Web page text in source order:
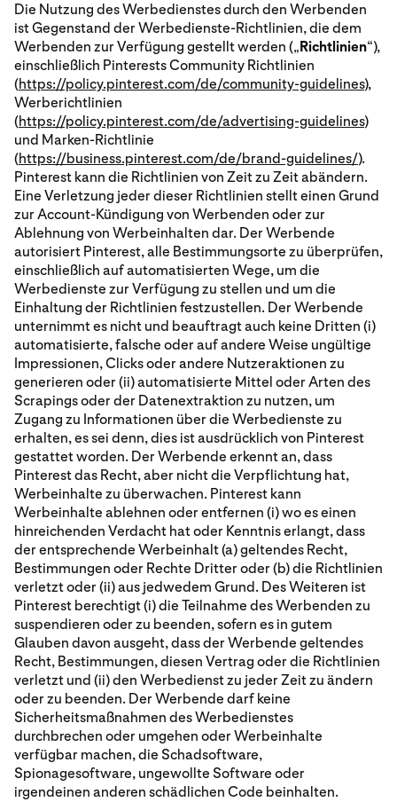
Die Nutzung des Werbedienstes durch den Werbenden
ist Gegenstand der Werbedienste-Richtlinien, die dem
Werbenden zur Verfügung gestellt werden („ Richtlinien“),
einschließlich Pinterests Community Richtlinien
(https://policy.pinterest.com/de/community-guidelines),
Werberichtlinien
(https://policy.pinterest.com/de/advertising-guidelines)
und Marken-Richtlinie
(https://business.pinterest.com/de/brand-guidelines/).
Pinterest kann die Richtlinien von Zeit zu Zeit abändern.
Eine Verletzung jeder dieser Richtlinien stellt einen Grund
zur Account-Kündigung von Werbenden oder zur
Ablehnung von Werbeinhalten dar. Der Werbende
autorisiert Pinterest, alle Bestimmungsorte zu überprüfen,
einschließlich auf automatisierten Wege, um die
Werbedienste zur Verfügung zu stellen und um die
Einhaltung der Richtlinien festzustellen. Der Werbende
unternimmt es nicht und beauftragt auch keine Dritten (i)
automatisierte, falsche oder auf andere Weise ungültige
Impressionen, Clicks oder andere Nutzeraktionen zu
generieren oder (ii) automatisierte Mittel oder Arten des
Scrapings oder der Datenextraktion zu nutzen, um
Zugang zu Informationen über die Werbedienste zu
erhalten, es sei denn, dies ist ausdrücklich von Pinterest
gestattet worden. Der Werbende erkennt an, dass
Pinterest das Recht, aber nicht die Verpflichtung hat,
Werbeinhalte zu überwachen. Pinterest kann
Werbeinhalte ablehnen oder entfernen (i) wo es einen
hinreichenden Verdacht hat oder Kenntnis erlangt, dass
der entsprechende Werbeinhalt (a) geltendes Recht,
Bestimmungen oder Rechte Dritter oder (b) die Richtlinien
verletzt oder (ii) aus jedwedem Grund. Des Weiteren ist
Pinterest berechtigt (i) die Teilnahme des Werbenden zu
suspendieren oder zu beenden, sofern es in gutem
Glauben davon ausgeht, dass der Werbende geltendes
Recht, Bestimmungen, diesen Vertrag oder die Richtlinien
verletzt und (ii) den Werbedienst zu jeder Zeit zu ändern
oder zu beenden. Der Werbende darf keine
Sicherheitsmaßnahmen des Werbedienstes
durchbrechen oder umgehen oder Werbeinhalte
verfügbar machen, die Schadsoftware,
Spionagesoftware, ungewollte Software oder
irgendeinen anderen schädlichen Code beinhalten.